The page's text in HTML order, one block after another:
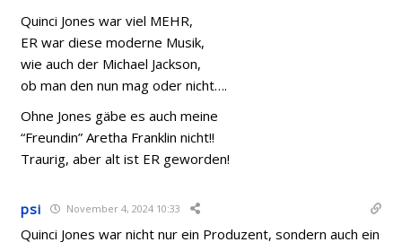
Quinci Jones war viel MEHR,
ER war diese moderne Musik,
wie auch der Michael Jackson,
ob man den nun mag oder nicht….
Ohne Jones gäbe es auch meine
“Freundin” Aretha Franklin nicht!!
Traurig, aber alt ist ER geworden!
psi November 4, 2024 10:33
Quinci Jones war nicht nur ein Produzent, sondern auch ein